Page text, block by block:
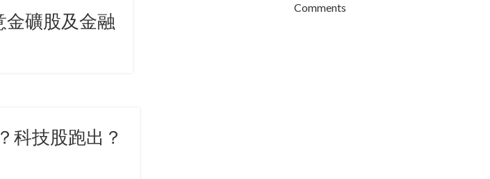
金礦股及金融
科技股跑出？
Comments